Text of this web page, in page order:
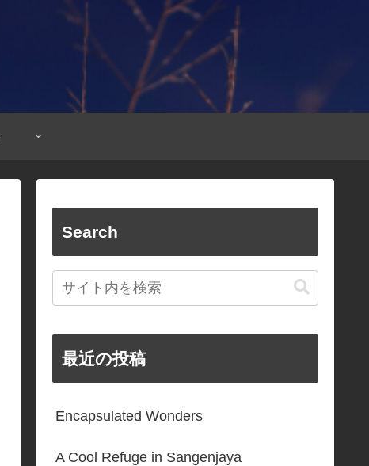
Search
最近の投稿
Encapsulated Wonders
A Cool Refuge in Sangenjaya